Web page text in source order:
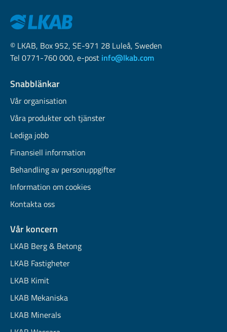
© LKAB, Box 952, SE-971 28 Luleå, Sweden
Tel 0771-760 000, e-post info@lkab.com
Snabblänkar
Vår organisation
Våra produkter och tjänster
Lediga jobb
Finansiell information
Behandling av personuppgifter
Information om cookies
Kontakta oss
Vår koncern
LKAB Berg & Betong
LKAB Fastigheter
LKAB Kimit
LKAB Mekaniska
LKAB Minerals